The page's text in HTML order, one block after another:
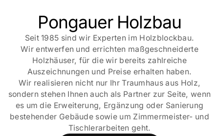
Pongauer Holzbau
Seit 1985 sind wir Experten im Holzblockbau.
Wir entwerfen und errichten maßgeschneiderte
Holzhäuser, für die wir bereits zahlreiche
Auszeichnungen und Preise erhalten haben.
Wir realisieren nicht nur Ihr Traumhaus aus Holz,
sondern stehen Ihnen auch als Partner zur Seite, wenn
es um die Erweiterung, Ergänzung oder Sanierung
bestehender Gebäude sowie um Zimmermeister- und
Tischlerarbeiten geht.